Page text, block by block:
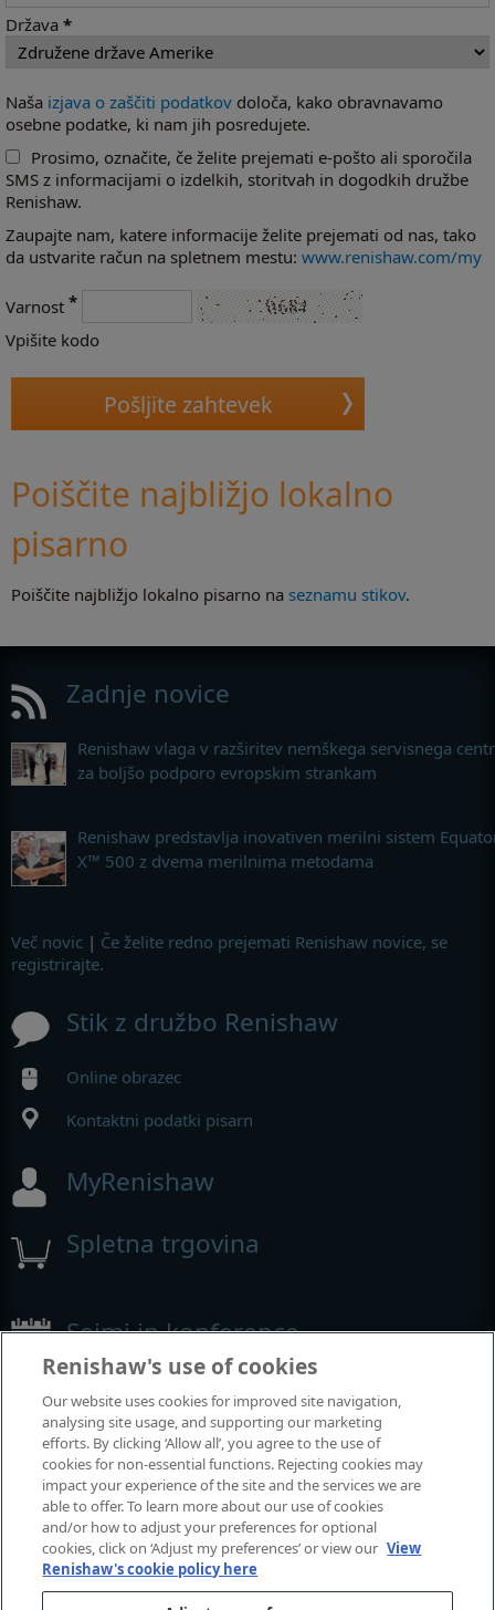
Država *
Naša izjava o zaščiti podatkov določa, kako obravnavamo
osebne podatke, ki nam jih posredujete.
Prosimo, označite, če želite prejemati e-pošto ali sporočila
SMS z informacijami o izdelkih, storitvah in dogodkih družbe
Renishaw.
Zaupajte nam, katere informacije želite prejemati od nas, tako
da ustvarite račun na spletnem mestu: www.renishaw.com/my
Varnost *
Vpišite kodo
Poiščite najbližjo lokalno
pisarno
Poiščite najbližjo lokalno pisarno na seznamu stikov.
Zadnje novice
Renishaw vlaga v razširitev nemškega servisnega
za boljšo podporo evropskim strankam
Renishaw predstavlja inovativen merilni sistem
X™ 500 z dvema merilnima metodama
Več novic | Če želite redno prejemati Renishaw novice, se
registrirajte.
Stik z družbo Renishaw
Online obrazec
Kontaktni podatki pisarn
MyRenishaw
Spletna trgovina
Sejmi in konference
Renishaw's use of cookies
Our website uses cookies for improved site navigation,
analysing site usage, and supporting our marketing
efforts. By clicking ‘Allow all’, you agree to the use of
cookies for non-essential functions. Rejecting cookies may
impact your experience of the site and the services we are
able to offer. To learn more about our use of cookies
and/or how to adjust your preferences for optional
cookies, click on ‘Adjust my preferences’ or view our View
Renishaw's cookie policy here